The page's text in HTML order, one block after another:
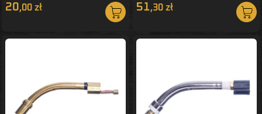
20,00 zł 51,30 zł